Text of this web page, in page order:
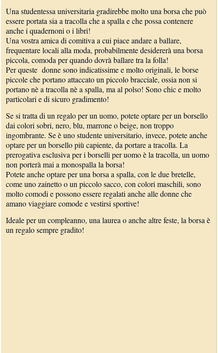
Una studentessa universitaria gradirebbe molto una borsa che può
essere portata sia a tracolla che a spalla e che possa contenere
anche i quadernoni o i libri!
Una vostra amica di comitiva a cui piace andare a ballare,
frequentare locali alla moda, probabilmente desidererà una borsa
piccola, comoda per quando dovrà ballare tra la folla!
Per queste donne sono indicatissime e molto originali, le borse
piccole che portano attaccato un piccolo bracciale, ossia non si
portano nè a tracolla nè a spalla, ma al polso! Sono chic e molto
particolari e di sicuro gradimento!
Se si tratta di un regalo per un uomo, potete optare per un borsello
dai colori sobri, nero, blu, marrone o beige, non troppo
ingombrante. Se è uno studente universitario, invece, potete anche
optare per un borsello più capiente, da portare a tracolla. La
prerogativa esclusiva per i borselli per uomo è la tracolla, un uomo
non porterà mai a monospalla la borsa!
Potete anche optare per una borsa a spalla, con le due bretelle,
come uno zainetto o un piccolo sacco, con colori maschili, sono
molto comodi e possono essere regalati anche alle donne che
amano viaggiare comode e vestirsi sportive!
Ideale per un compleanno, una laurea o anche altre feste, la borsa è
un regalo sempre gradito!